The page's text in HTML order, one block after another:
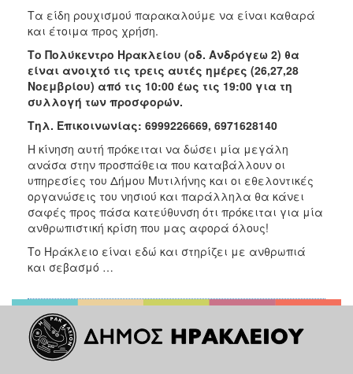
Τα είδη ρουχισμού παρακαλούμε να είναι καθαρά
και έτοιμα προς χρήση.
Το Πολύκεντρο Ηρακλείου (οδ. Ανδρόγεω 2) θα
είναι ανοιχτό τις τρεις αυτές ημέρες (26,27,28
Νοεμβρίου) από τις 10:00 έως τις 19:00 για τη
συλλογή των προσφορών.
Τηλ. Επικοινωνίας: 6999226669, 6971628140
Η κίνηση αυτή πρόκειται να δώσει μία μεγάλη
ανάσα στην προσπάθεια που καταβάλλουν οι
υπηρεσίες του Δήμου Μυτιλήνης και οι εθελοντικές
οργανώσεις του νησιού και παράλληλα θα κάνει
σαφές προς πάσα κατεύθυνση ότι πρόκειται για μία
ανθρωπιστική κρίση που μας αφορά όλους!
Το Ηράκλειο είναι εδώ και στηρίζει με ανθρωπιά
και σεβασμό …